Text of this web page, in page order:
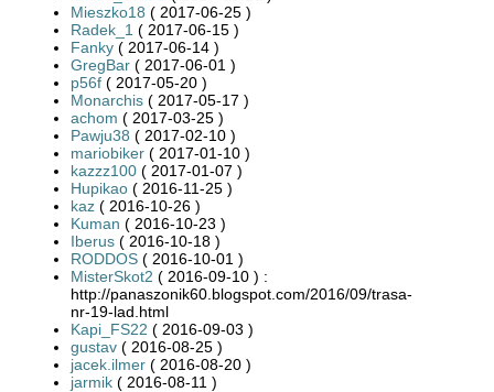
Mieszko18 ( 2017-06-25 )
Radek_1 ( 2017-06-15 )
Fanky ( 2017-06-14 )
GregBar ( 2017-06-01 )
p56f ( 2017-05-20 )
Monarchis ( 2017-05-17 )
achom ( 2017-03-25 )
Pawju38 ( 2017-02-10 )
mariobiker ( 2017-01-10 )
kazzz100 ( 2017-01-07 )
Hupikao ( 2016-11-25 )
kaz ( 2016-10-26 )
Kuman ( 2016-10-23 )
Iberus ( 2016-10-18 )
RODDOS ( 2016-10-01 )
MisterSkot2 ( 2016-09-10 ) :
http://panaszonik60.blogspot.com/2016/09/trasa-
nr-19-lad.html
Kapi_FS22 ( 2016-09-03 )
gustav ( 2016-08-25 )
jacek.ilmer ( 2016-08-20 )
jarmik ( 2016-08-11 )